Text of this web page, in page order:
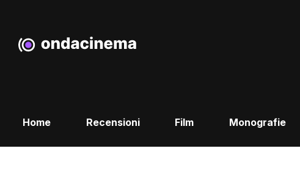
Home Recensioni Film Monografie